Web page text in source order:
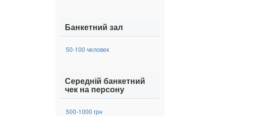
Банкетний зал
50-100 человек
Середній банкетний
чек на персону
500-1000 грн